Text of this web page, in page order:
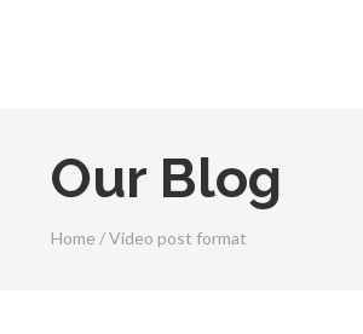
Our Blog
Home /Video post format